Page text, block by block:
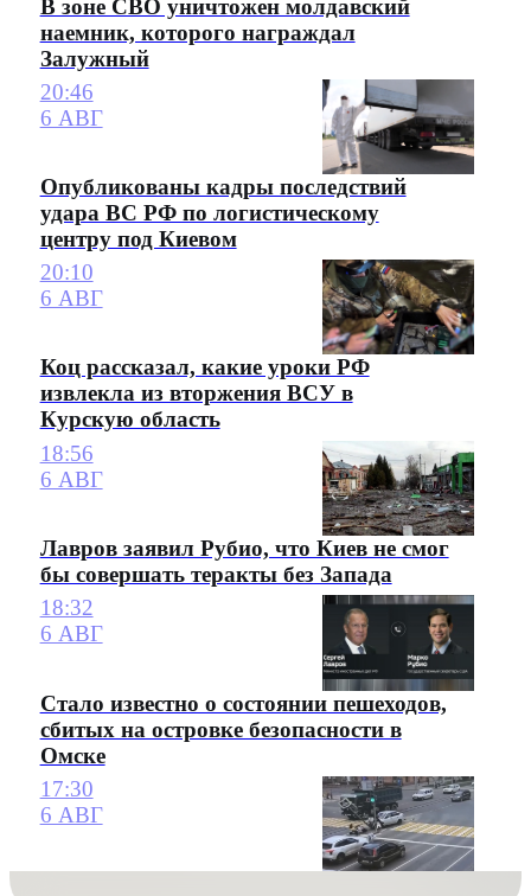
В зоне СВО уничтожен молдавский
наемник, которого награждал
Залужный
20:46
6 АВГ
Опубликованы кадры последствий
удара ВС РФ по логистическому
центру под Киевом
20:10
6 АВГ
Коц рассказал, какие уроки РФ
извлекла из вторжения ВСУ в
Курскую область
18:56
6 АВГ
Лавров заявил Рубио, что Киев не смог
бы совершать теракты без Запада
18:32
6 АВГ
Стало известно о состоянии пешеходов,
сбитых на островке безопасности в
Омске
17:30
6 АВГ